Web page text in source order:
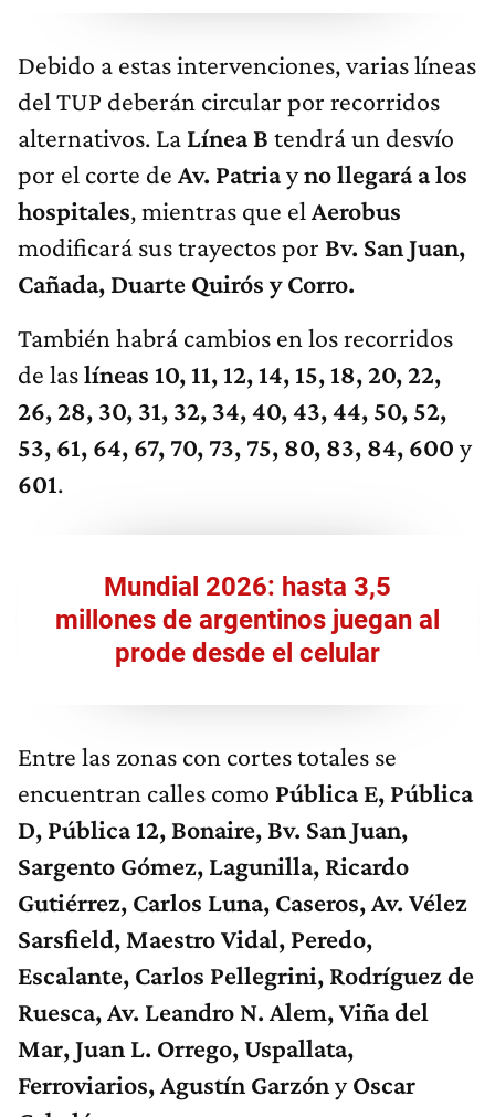
Debido a estas intervenciones, varias líneas
del TUP deberán circular por recorridos
alternativos. La Línea B tendrá un desvío
por el corte de Av. Patriayno llegará a los
hospitales, mientras que el Aerobus
modificará sus trayectos por Bv. San Juan,
Cañada, Duarte Quirós y Corro.
También habrá cambios en los recorridos
de laslíneas 10, 11, 12, 14, 15, 18, 20, 22,
26, 28, 30, 31, 32, 34, 40, 43, 44, 50, 52,
53, 61, 64, 67, 70, 73, 75, 80, 83, 84, 600 y
601.
Mundial 2026: hasta 3,5
millones de argentinos juegan al
prode desde el celular
Entre las zonas con cortes totales se
encuentran calles como Pública E, Pública
D, Pública 12, Bonaire, Bv. San Juan,
Sargento Gómez, Lagunilla, Ricardo
Gutiérrez, Carlos Luna, Caseros, Av. Vélez
Sarsfield, Maestro Vidal, Peredo,
Escalante, Carlos Pellegrini, Rodríguez de
Ruesca, Av. Leandro N. Alem, Viña del
Mar, Juan L. Orrego, Uspallata,
Ferroviarios, Agustín GarzónyOscar